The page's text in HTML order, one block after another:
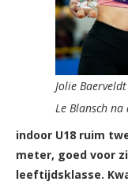
Jolie
Le Blansch
indoor U18 ruim
meter, goed voor
leeftijdsklasse.